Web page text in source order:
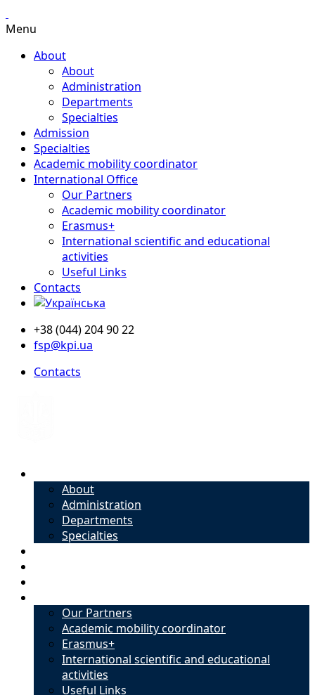
Menu
About
About
Administration
Departments
Specialties
Admission
Specialties
Academic mobility coordinator
International Office
Our Partners
Academic mobility coordinator
Erasmus+
International scientific and educational
activities
Useful Links
Contacts
+38 (044) 204 90 22
fsp@kpi.ua
Contacts
About
Administration
Departments
Specialties
Our Partners
Academic mobility coordinator
Erasmus+
International scientific and educational
activities
Useful Links